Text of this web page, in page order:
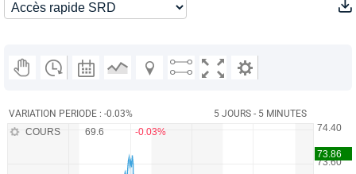
VARIATION PERIODE : -0.03% 5 JOURS - 5 MINUTES
COURS 69.6 -0.03%